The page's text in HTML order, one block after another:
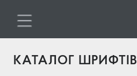
КАТАЛОГ ШРИФТІВ